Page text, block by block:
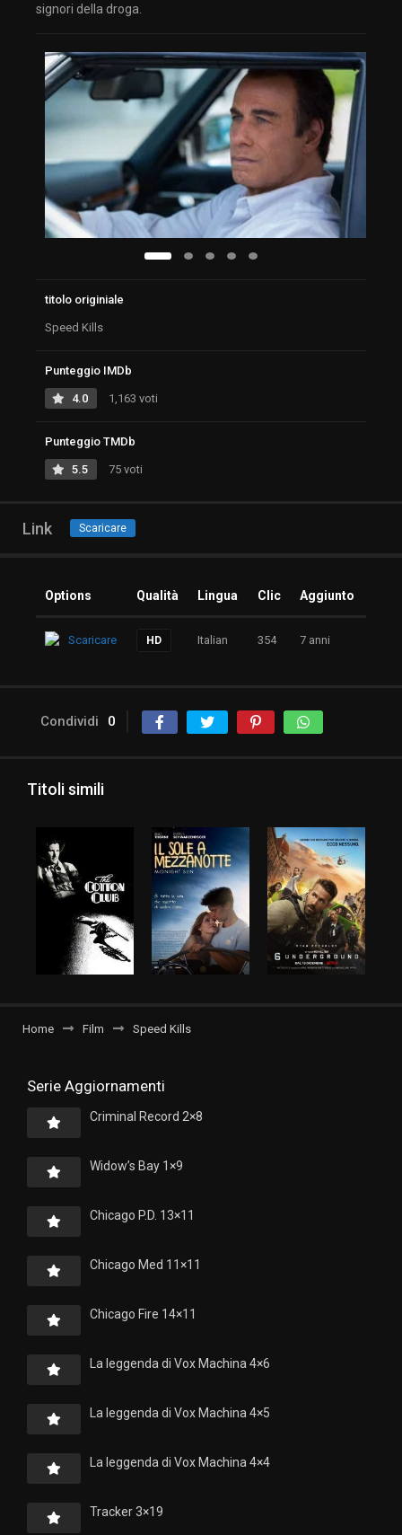
signori della droga.
titolo originiale
Speed Kills
Punteggio IMDb
4.0 1,163 voti
Punteggio TMDb
5.5 75 voti
Link Scaricare
Options Qualità Lingua Clic Aggiunto
Scaricare HD Italian 354 7 anni
Condividi 0
Titoli simili
Home Film Speed Kills
Serie Aggiornamenti
Criminal Record 2×8
Widow’s Bay 1×9
Chicago P.D. 13×11
Chicago Med 11×11
Chicago Fire 14×11
La leggenda di Vox Machina 4×6
La leggenda di Vox Machina 4×5
La leggenda di Vox Machina 4×4
Tracker 3×19